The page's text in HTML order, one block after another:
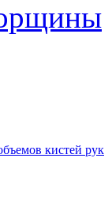
кистей рук